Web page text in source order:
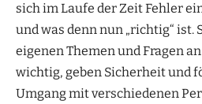
sich im Laufe der Zeit Fehler
und was denn nun „richtig“ ist.
eigenen Themen und Fragen
wichtig, geben Sicherheit und
Umgang mit verschiedenen